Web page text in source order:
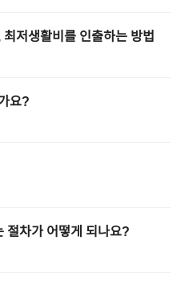
저생활비를 인출하는 방법
요?
절차가 어떻게 되나요?